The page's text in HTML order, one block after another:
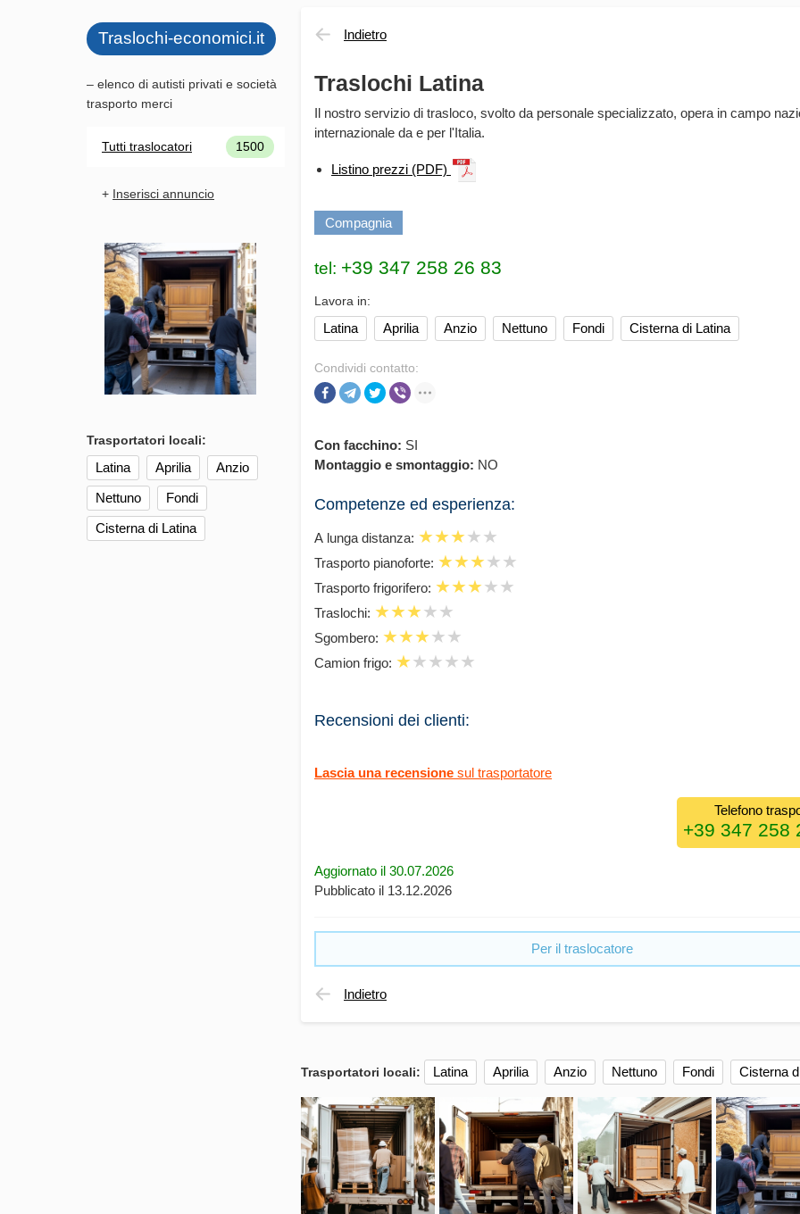
Traslochi-economici.it
– elenco di autisti privati e società
trasporto merci
Tutti traslocatori 1500
+ Inserisci annuncio
Trasportatori locali:
Latina Aprilia
Anzio
Nettuno
Fondi
Cisterna di Latina
Indietro
Traslochi Latina
Il nostro servizio di trasloco, svolto da personale specializzato, opera in campo
internazionale da e per l'Italia.
Listino prezzi (PDF)
Compagnia
tel:
Lavora in:
Latina Aprilia Anzio Nettuno Fondi Cisterna di Latina
Condividi contatto:
Con facchino: SI
Montaggio e smontaggio: NO
Competenze ed esperienza:
А lunga distanza:
Trasporto pianoforte:
Trasporto frigorifero:
Traslochi:
Sgombero:
Camion frigo:
Recensioni dei clienti:
Lascia una recensione sul trasportatore
Aggiornato il 30.07.2026
Pubblicato il 13.12.2026
Telefono
Per il traslocatore
Indietro
Trasportatori locali: Latina Aprilia Anzio Nettuno Fondi Cisterna